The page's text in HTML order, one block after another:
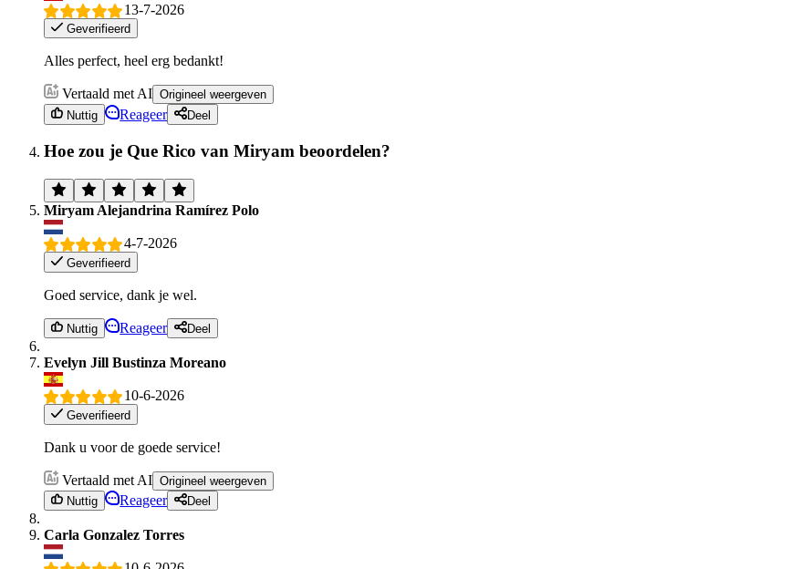
13-7-2026
Geverifieerd
Alles perfect, heel erg bedankt!
Vertaald met AI Origineel weergeven
Nuttig
Reageer Deel
Hoe zou je Que Rico van Miryam beoordelen?
Miryam Alejandrina Ramírez Polo
4-7-2026
Geverifieerd
Goed service, dank je wel.
Nuttig Reageer Deel
Evelyn Jill Bustinza Moreano
10-6-2026
Geverifieerd
Dank u voor de goede service!
Vertaald met AI Origineel weergeven
Nuttig
Reageer Deel
Carla Gonzalez Torres